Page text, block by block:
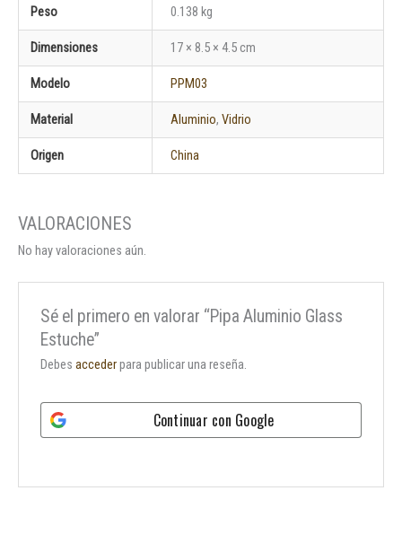
Peso 0.138 kg
Dimensiones 17 × 8.5 × 4.5 cm
Modelo PPM03
Material Aluminio, Vidrio
Origen China
No hay valoraciones aún.
Sé el primero en valorar “Pipa Aluminio Glass
Estuche”
Debesaccederpara publicar una reseña.
Continuar con Google